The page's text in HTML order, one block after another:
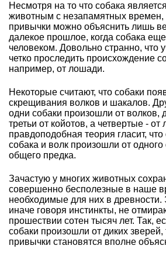
Несмотря на то что собака
животным с незапамятных времен,
привычки можно объяснить лишь
далекое прошлое, когда собака
человеком. Довольно странно, что
четко проследить происхождение
например, от лошади.
Некоторые считают, что собаки
скрещивания волков и шакалов.
одни собаки произошли от волков,
третьи от койотов, а четвертые -
правдоподобная теория гласит,
собака и волк произошли от одного
общего предка.
Зачастую у многих животных
совершенно бесполезные в наше
необходимые для них в древности.
иначе говоря инстинкты, не
прошествии сотен тысяч лет. Так,
собаки произошли от диких
привычки становятся вполне